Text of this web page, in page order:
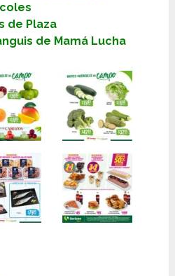
de Plaza
de Mamá Lucha